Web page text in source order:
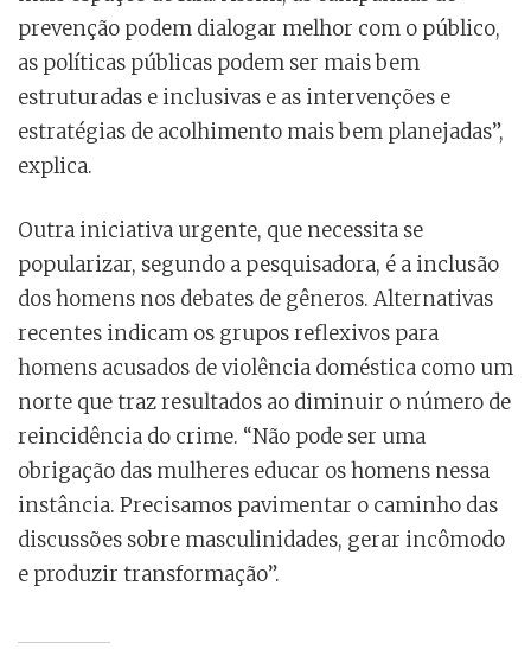
prevenção podem dialogar melhor com o público,
as políticas públicas podem ser mais bem
estruturadas e inclusivas e as intervenções e
estratégias de acolhimento mais bem planejadas”,
explica.
Outra iniciativa urgente, que necessita se
popularizar, segundo a pesquisadora, é a inclusão
dos homens nos debates de gêneros. Alternativas
recentes indicam os grupos reflexivos para
homens acusados de violência doméstica como um
norte que traz resultados ao diminuir o número de
reincidência do crime. “Não pode ser uma
obrigação das mulheres educar os homens nessa
instância. Precisamos pavimentar o caminho das
discussões sobre masculinidades, gerar incômodo
e produzir transformação”.